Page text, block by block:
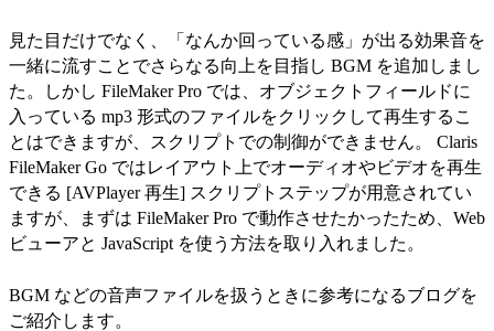
見た目だけでなく、「なんか回っている感」が出る効果音を
一緒に流すことでさらなる向上を目指し BGM を追加しまし
た。しかし FileMaker Pro では、オブジェクトフィールドに
入っている mp3 形式のファイルをクリックして再生するこ
とはできますが、スクリプトでの制御ができません。 Claris
FileMaker Go ではレイアウト上でオーディオやビデオを再生
できる [AVPlayer 再生] スクリプトステップが用意されてい
ますが、まずは FileMaker Pro で動作させたかったため、Web
ビューアと JavaScript を使う方法を取り入れました。
BGM などの音声ファイルを扱うときに参考になるブログを
ご紹介します。